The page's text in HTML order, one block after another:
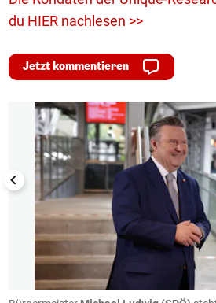
du HIER nachlesen >>
Jetzt kommentieren
1/6